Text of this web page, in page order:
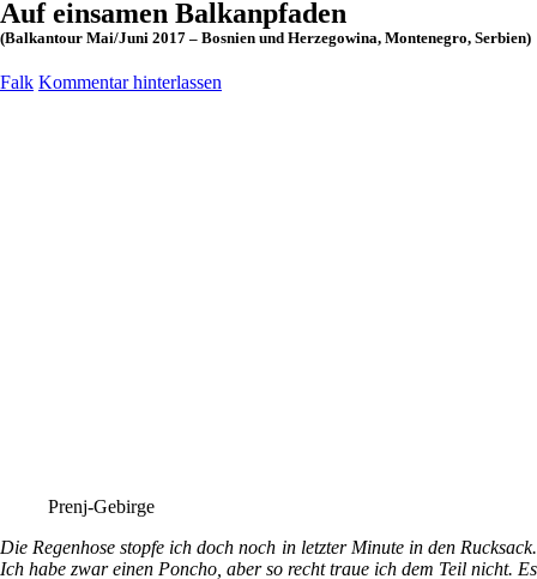
Auf einsamen Balkanpfaden
(Balkantour Mai/Juni 2017 – Bosnien und Herzegowina, Montenegro, Serbien)
Falk Kommentar hinterlassen
Prenj-Gebirge
Die Regenhose stopfe ich doch noch in letzter Minute in den Rucksack.
Ich habe zwar einen Poncho, aber so recht traue ich dem Teil nicht. Es